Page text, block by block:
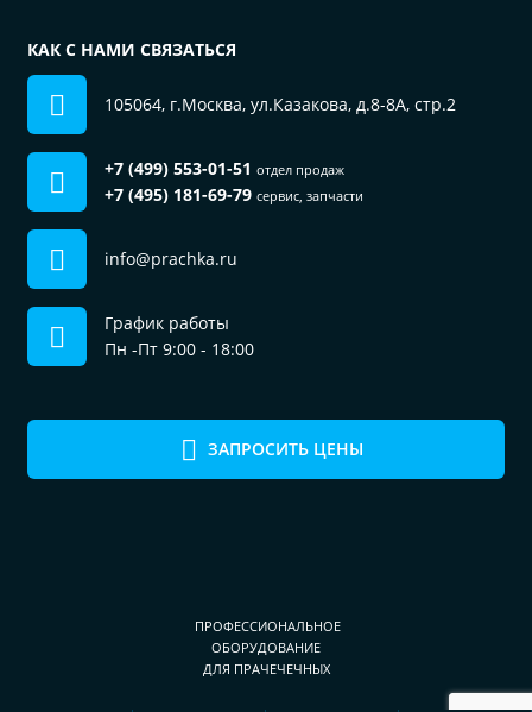
ПРОФЕССИОНАЛЬНОЕ
ОБОРУДОВАНИЕ
ДЛЯ ПРАЧЕЧЕЧНЫХ
ЗАПРОСИТЬ ЦЕНЫ
КАК С НАМИ СВЯЗАТЬСЯ
105064, г.Москва, ул.Казакова, д.8-8А, стр.2
+7 (499) 553-01-51 отдел продаж
+7 (495) 181-69-79 сервис, запчасти
info@prachka.ru
График работы
Пн -Пт 9:00 - 18:00